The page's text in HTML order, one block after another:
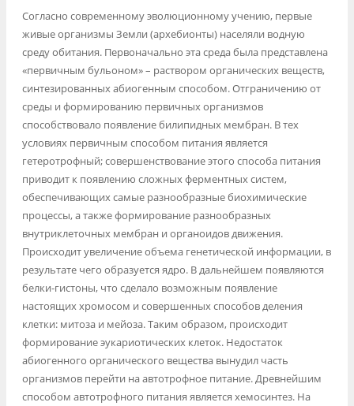
Согласно современному эволюционному учению, первые
живые организмы Земли (архебионты) населяли водную
среду обитания. Первоначально эта среда была представлена
«первичным бульоном» – раствором органических веществ,
синтезированных абиогенным способом. Отграничению от
среды и формированию первичных организмов
способствовало появление билипидных мембран. В тех
условиях первичным способом питания является
гетеротрофный; совершенствование этого способа питания
приводит к появлению сложных ферментных систем,
обеспечивающих самые разнообразные биохимические
процессы, а также формирование разнообразных
внутриклеточных мембран и органоидов движения.
Происходит увеличение объема генетической информации, в
результате чего образуется ядро. В дальнейшем появляются
белки-гистоны, что сделало возможным появление
настоящих хромосом и совершенных способов деления
клетки: митоза и мейоза. Таким образом, происходит
формирование эукариотических клеток. Недостаток
абиогенного органического вещества вынудил часть
организмов перейти на автотрофное питание. Древнейшим
способом автотрофного питания является хемосинтез. На